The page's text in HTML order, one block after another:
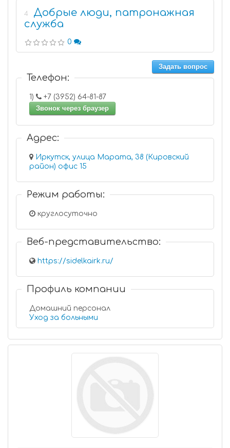
4
Добрые люди, патронажная
служба
0
Задать вопрос
Телефон:
1)
+7 (3952) 64-81-87
Звонок через браузер
Адрес:
Иркутск, улица Марата, 38 (Кировский
район) офис 15
Режим работы:
круглосуточно
Веб-представительство:
https://sidelkairk.ru/
Профиль компании
Домашний персонал
Уход за больными